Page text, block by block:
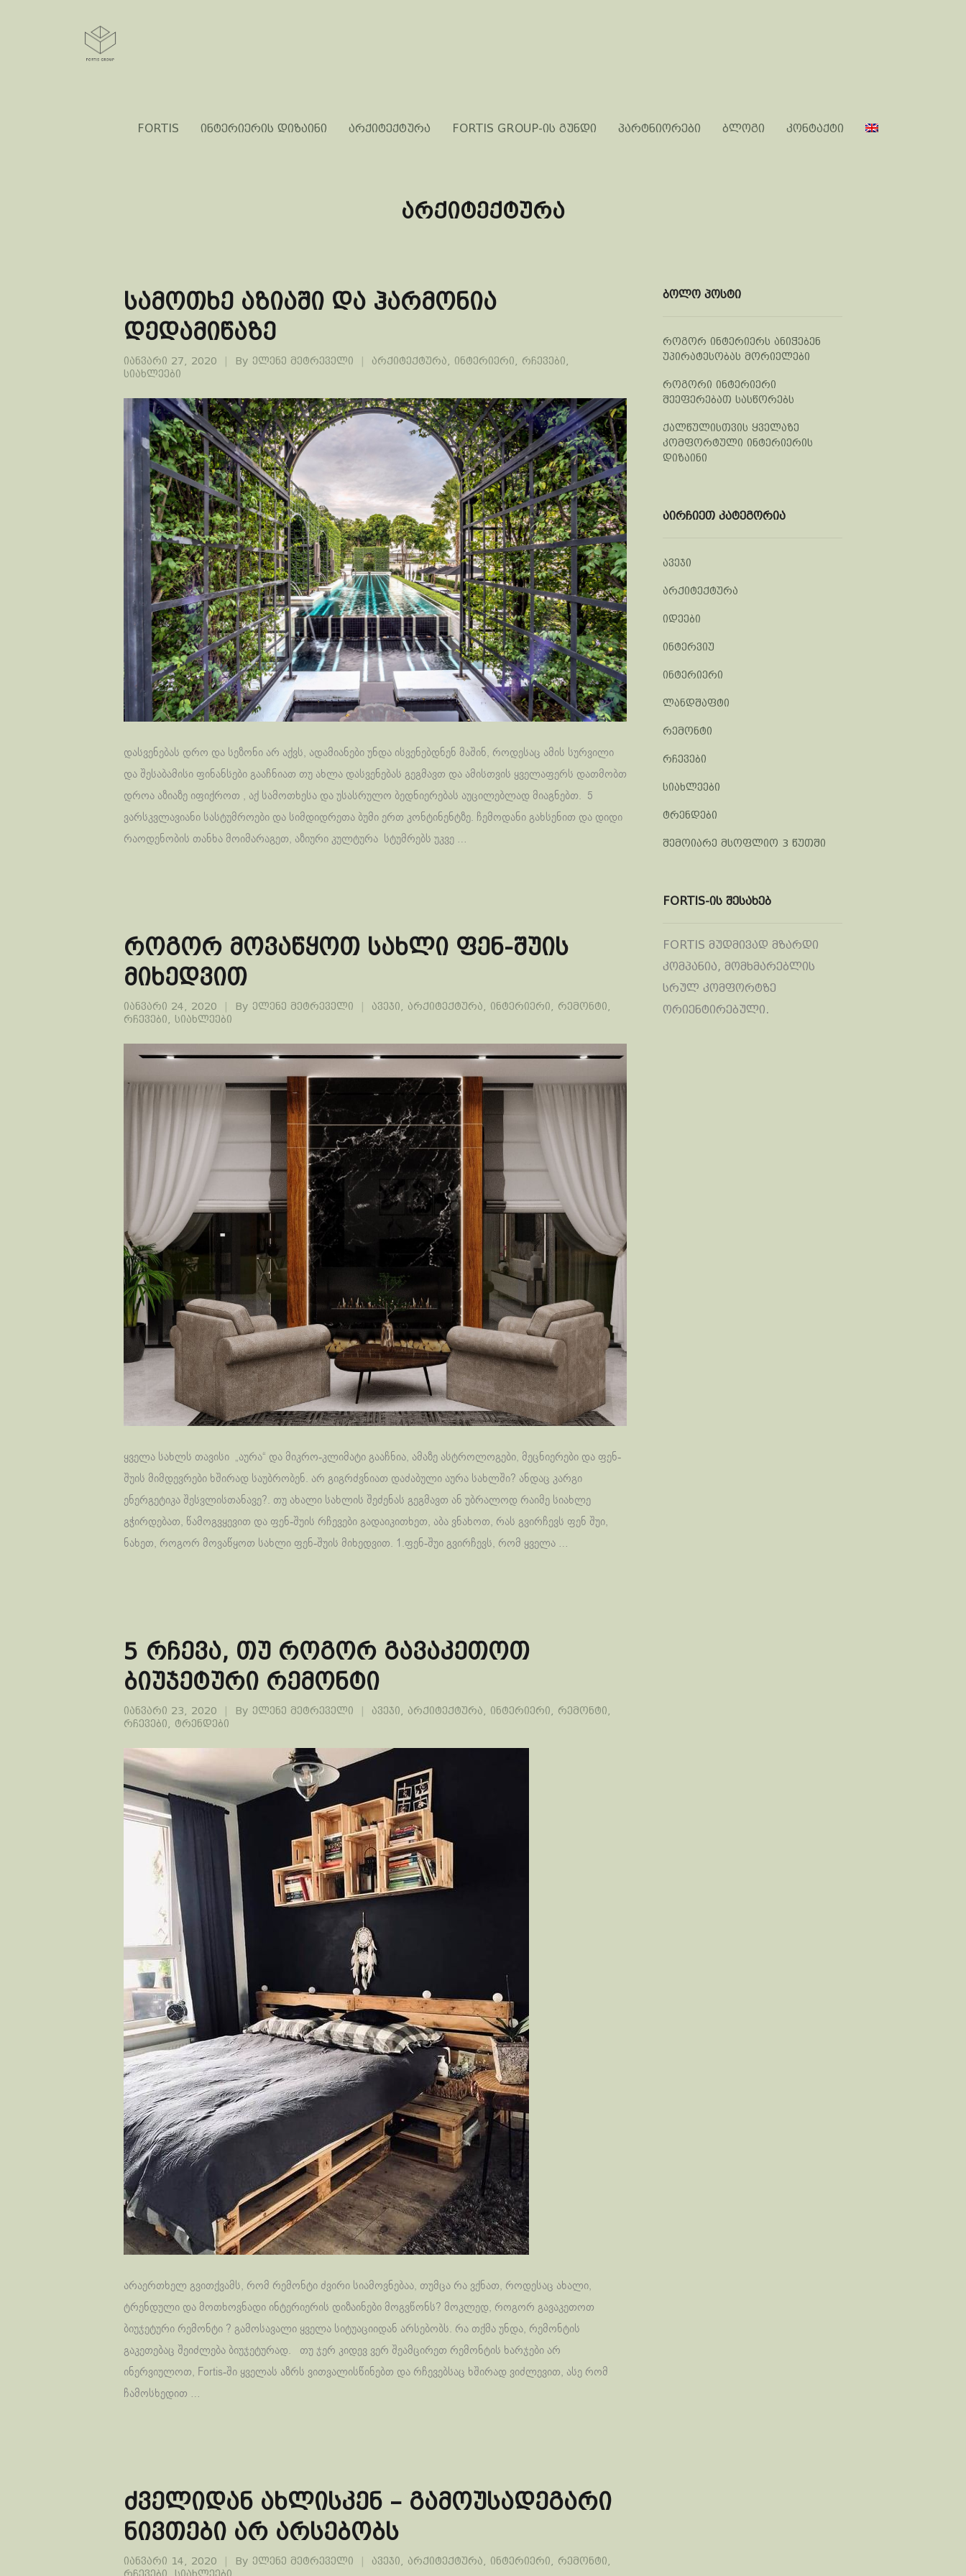
FORTIS ინტერიერის დიზაინი არქიტექტურა FORTIS GROUP-ის გუნდი პარტნიორები ბლოგი კონტაქტი
არქიტექტურა
სამოთხე აზიაში და ჰარმონია
დედამიწაზე
იანვარი 27, 2020 By ელენე მეტრეველი არქიტექტურა ინტერიერი რჩევები
სიახლეები
დასვენებას დრო და სეზონი არ აქვს, ადამიანები უნდა ისვენებდნენ მაშინ, როდესაც ამის სურვილი
და შესაბამისი ფინანსები გააჩნიათ თუ ახლა დასვენებას გეგმავთ და ამისთვის ყველაფერს დათმობთ
დროა აზიაზე იფიქროთ , აქ სამოთხესა და უსასრულო ბედნიერებას აუცილებლად მიაგნებთ. 5
ვარსკვლავიანი სასტუმროები და სიმდიდრეთა ბუმი ერთ კონტინენტზე. ჩემოდანი გახსენით და დიდი
რაოდენობის თანხა მოიმარაგეთ, აზიური კულტურა სტუმრებს უკვე …
როგორ მოვაწყოთ სახლი ფენ-შუის
მიხედვით
იანვარი 24, 2020 By ელენე მეტრეველი ავეჯი არქიტექტურა ინტერიერი რემონტი
რჩევები
სიახლეები
ყველა სახლს თავისი „აურა“ და მიკრო-კლიმატი გააჩნია, ამაზე ასტროლოგები, მეცნიერები და ფენ-
შუის მიმდევრები ხშირად საუბრობენ. არ გიგრძვნიათ დაძაბული აურა სახლში? ანდაც კარგი
ენერგეტიკა შესვლისთანავე?. თუ ახალი სახლის შეძენას გეგმავთ ან უბრალოდ რაიმე სიახლე
გჭირდებათ, წამოგვყევით და ფენ-შუის რჩევები გადაიკითხეთ, აბა ვნახოთ, რას გვირჩევს ფენ შუი,
ნახეთ, როგორ მოვაწყოთ სახლი ფენ-შუის მიხედვით. 1.ფენ-შუი გვირჩევს, რომ ყველა …
5 რჩევა, თუ როგორ გავაკეთოთ
ბიუჯეტური რემონტი
იანვარი 23, 2020 By ელენე მეტრეველი ავეჯი არქიტექტურა ინტერიერი რემონტი
რჩევები
ტრენდები
არაერთხელ გვითქვამს, რომ რემონტი ძვირი სიამოვნებაა, თუმცა რა ვქნათ, როდესაც ახალი,
ტრენდული და მოთხოვნადი ინტერიერის დიზაინები მოგვწონს? მოკლედ, როგორ გავაკეთოთ
ბიუჯეტური რემონტი ? გამოსავალი ყველა სიტუაციიდან არსებობს. რა თქმა უნდა, რემონტის
გაკეთებაც შეიძლება ბიუჯეტურად. თუ ჯერ კიდევ ვერ შეამცირეთ რემონტის ხარჯები არ
ინერვიულოთ, Fortis-ში ყველას აზრს ვითვალისწინებთ და რჩევებსაც ხშირად ვიძლევით, ასე რომ
ჩამოსხედით …
ძველიდან ახლისკენ – გამოუსადეგარი
ნივთები არ არსებობს
იანვარი 14, 2020 By ელენე მეტრეველი ავეჯი არქიტექტურა ინტერიერი რემონტი
რჩევები
სიახლეები
ბოლო პოსტი
როგორ ინტერიერს ანიჭებენ
უპირატესობას მორიელები
როგორი ინტერიერი
შეეფერებათ სასწორებს
ქალწულისთვის ყველაზე
კომფორტული ინტერიერის
დიზაინი
აირჩიეთ კატეგორია
ავეჯი
არქიტექტურა
იდეები
ინტერვიუ
ინტერიერი
ლანდშაფტი
რემონტი
რჩევები
სიახლეები
ტრენდები
შემოიარე მსოფლიო 3 წუთში
FORTIS-ის შესახებ
FORTIS მუდმივად მზარდი
კომპანია, მომხმარებლის
სრულ კომფორტზე
ორიენტირებული.